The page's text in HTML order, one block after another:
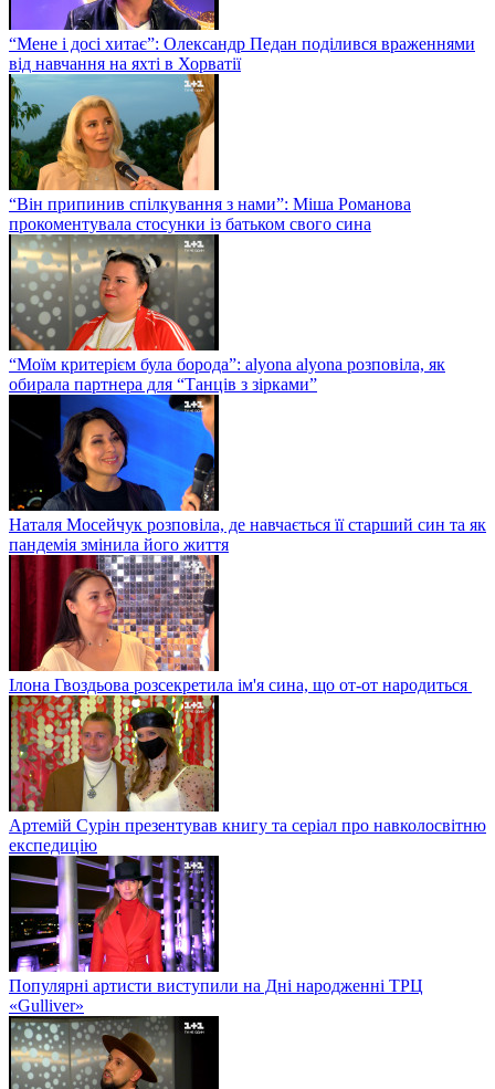
“Мене і досі хитає”: Олександр Педан поділився враженнями
від навчання на яхті в Хорватії
“Він припинив спілкування з нами”: Міша Романова
прокоментувала стосунки із батьком свого сина
“Моїм критерієм була борода”: alyona alyona розповіла, як
обирала партнера для “Танців з зірками”
Наталя Мосейчук розповіла, де навчається її старший син та як
пандемія змінила його життя
Ілона Гвоздьова розсекретила ім'я сина, що от-от народиться
Артемій Сурін презентував книгу та серіал про навколосвітню
експедицію
Популярні артисти виступили на Дні народженні ТРЦ
«Gulliver»